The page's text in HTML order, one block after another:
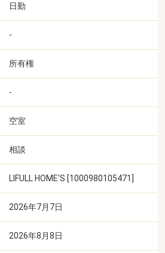
日勤
-
所有権
-
空室
相談
LIFULL HOME'S [1000980105471]
2026年7月7日
2026年8月8日